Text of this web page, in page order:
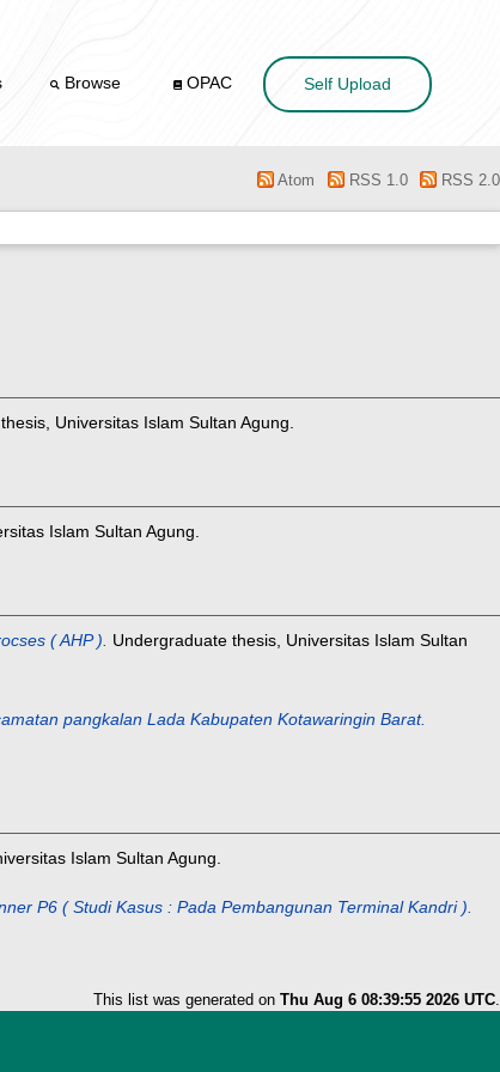
Browse OPAC Self Upload
Atom RSS 1.0 RSS 2.0
Universitas Islam Sultan Agung.
Islam Sultan Agung.
( AHP ). Undergraduate thesis, Universitas Islam Sultan
pangkalan Lada Kabupaten Kotawaringin Barat.
Islam Sultan Agung.
P6 ( Studi Kasus : Pada Pembangunan Terminal Kandri ).
This list was generated on Thu Aug 6 08:39:55 2026 UTC.